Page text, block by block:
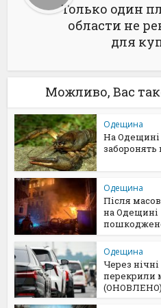
Только один
области не
для
Можливо, Вас
Одещина
На Одещині
заборонять
Одещина
Після
на Одещині
Одещина
Через нічні
перекрили
(ОНОВЛЕНО)